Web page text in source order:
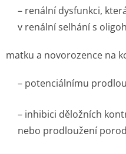
– renální dysfunkci,
v renální selhání s
matku a novorozence na
– potenciálnímu
– inhibici děložních
nebo prodloužení